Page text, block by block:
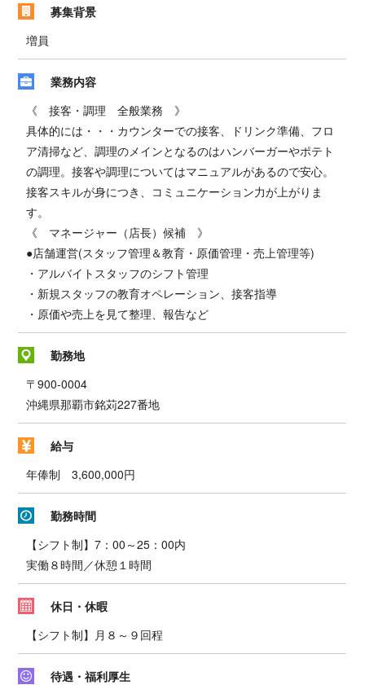
募集背景
増員
業務内容
《 接客・調理 全般業務 》
具体的には・・・カウンターでの接客、ドリンク準備、フロ
ア清掃など、調理のメインとなるのはハンバーガーやポテト
の調理。接客や調理についてはマニュアルがあるので安心。
接客スキルが身につき、コミュニケーション力が上がりま
す。
《 マネージャー（店長）候補 》
●店舗運営(スタッフ管理＆教育・原価管理・売上管理等)
・アルバイトスタッフのシフト管理
・新規スタッフの教育オペレーション、接客指導
・原価や売上を見て整理、報告など
勤務地
〒900-0004
沖縄県那覇市銘苅227番地
給与
年俸制 3,600,000円
勤務時間
【シフト制】7：00～25：00内
実働８時間／休憩１時間
休日・休暇
【シフト制】月８～９回程
待遇・福利厚生